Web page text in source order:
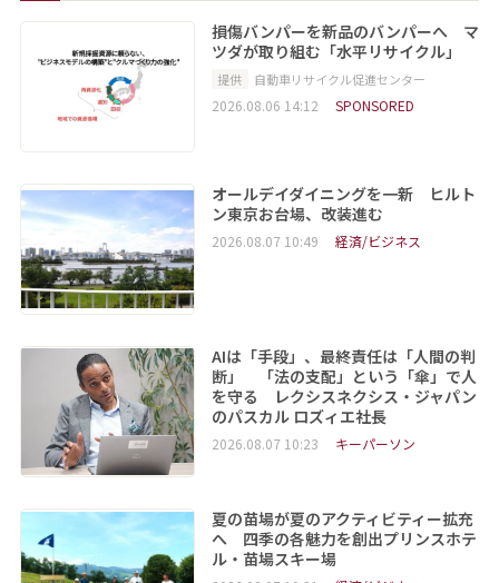
損傷バンパーを新品のバンパーへ マ
ツダが取り組む「水平リサイクル」
提供 自動車リサイクル促進センター
2026.08.06 14:12 SPONSORED
オールデイダイニングを一新 ヒルト
ン東京お台場、改装進む
2026.08.07 10:49 経済/ビジネス
AIは「手段」、最終責任は「人間の判
断」 「法の支配」という「傘」で人
を守る レクシスネクシス・ジャパン
のパスカル ロズィエ社長
2026.08.07 10:23 キーパーソン
夏の苗場が夏のアクティビティー拡充
へ 四季の各魅力を創出プリンスホテ
ル・苗場スキー場